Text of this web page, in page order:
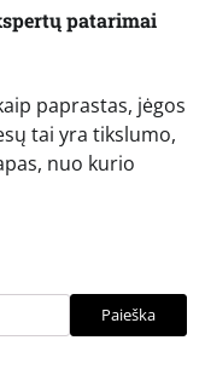
patarimai
paprastas, jėgos
tai yra tikslumo,
nuo kurio
Paieška